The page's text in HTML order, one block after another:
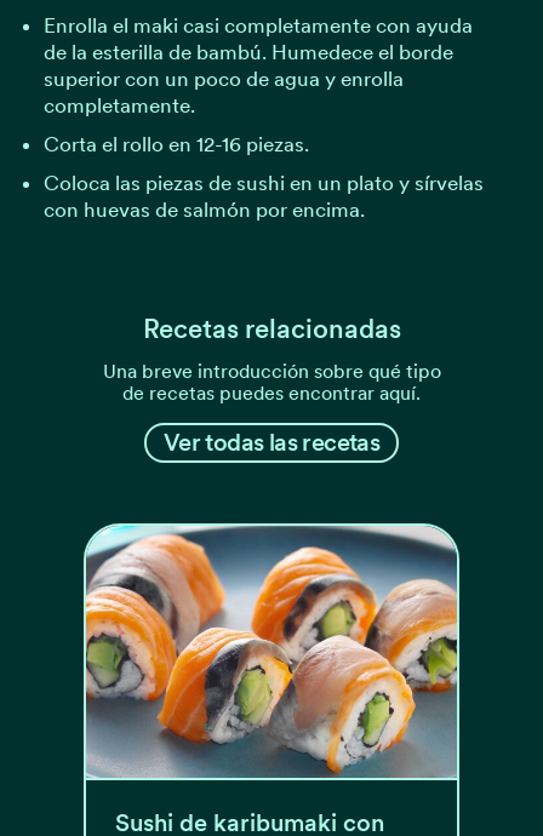
Enrolla el maki casi completamente con ayuda
de la esterilla de bambú. Humedece el borde
superior con un poco de agua y enrolla
completamente.
Corta el rollo en 12-16 piezas.
Coloca las piezas de sushi en un plato y sírvelas
con huevas de salmón por encima.
Recetas relacionadas
Una breve introducción sobre qué tipo
de recetas puedes encontrar aquí.
Ver todas las recetas
Sushi de karibumaki con